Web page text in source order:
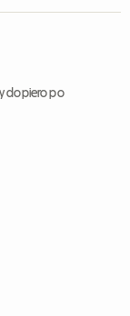
dopiero po